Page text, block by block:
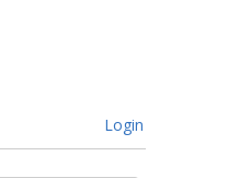
Login